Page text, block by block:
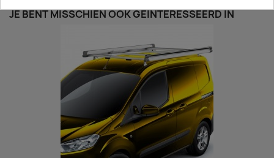
JE BENT MISSCHIEN OOK GEÏNTERESSEERD IN